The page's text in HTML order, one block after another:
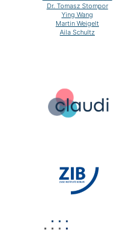
Dr. Tomasz Stompor
Ying Wang
Martin Weigelt
Aila Schultz